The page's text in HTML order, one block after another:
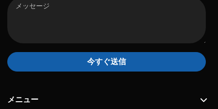
今すぐ送信
メニュー